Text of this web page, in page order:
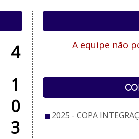
4
1
0
3
A equipe não
2025 - COPA